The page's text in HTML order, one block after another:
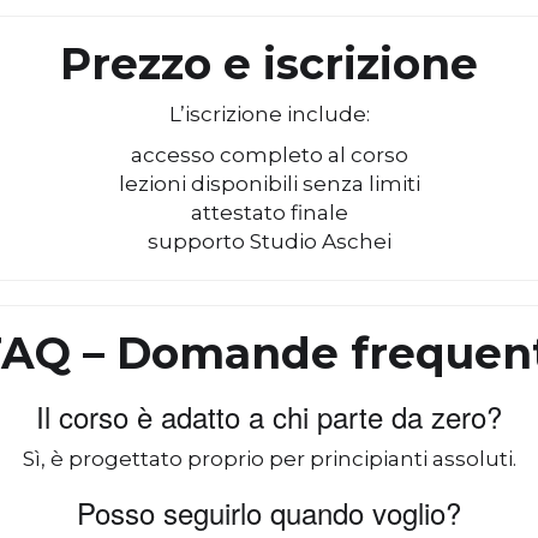
Prezzo e iscrizione
L’iscrizione include:
accesso completo al corso
lezioni disponibili senza limiti
attestato finale
supporto Studio Aschei
– Domande
Il corso è adatto a chi parte da zero?
Sì, è progettato proprio per principianti assoluti.
Posso seguirlo quando voglio?